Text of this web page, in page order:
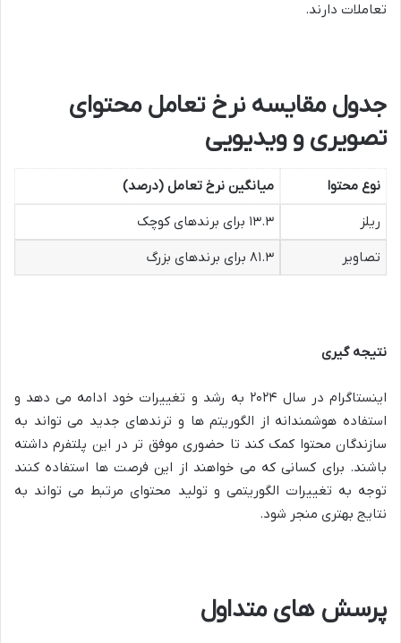
تعاملات دارند.
جدول مقایسه نرخ تعامل محتوای
تصویری و ویدیویی
نوع محتوا
میانگین نرخ تعامل (درصد)
ریلز
۱۳.۳ برای برندهای کوچک
تصاویر
۸۱.۳ برای برندهای بزرگ
نتیجه گیری
اینستاگرام در سال ۲۰۲۴ به رشد و تغییرات خود ادامه می دهد و
استفاده هوشمندانه از الگوریتم ها و ترندهای جدید می تواند به
سازندگان محتوا کمک کند تا حضوری موفق تر در این پلتفرم داشته
باشند. برای کسانی که می خواهند از این فرصت ها استفاده کنند
توجه به تغییرات الگوریتمی و تولید محتوای مرتبط می تواند به
نتایج بهتری منجر شود.
پرسش های متداول